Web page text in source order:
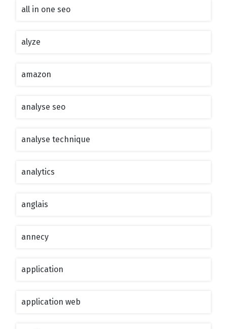
all in one seo
alyze
amazon
analyse seo
analyse technique
analytics
anglais
annecy
application
application web